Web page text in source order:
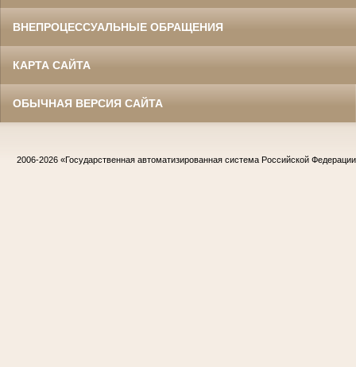
ВНЕПРОЦЕССУАЛЬНЫЕ ОБРАЩЕНИЯ
КАРТА САЙТА
ОБЫЧНАЯ ВЕРСИЯ САЙТА
2006-2026 «Государственная автоматизированная система Российской